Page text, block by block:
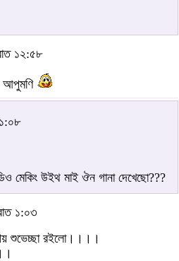
১২:৫৮
আপুমণি
মেকিং উইথ মাই ঔন গানা দেখেছো???
১:০৩
শুভেচ্ছা রইলো।।।।